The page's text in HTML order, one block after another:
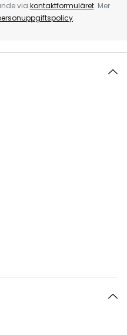
via kontaktformuläret. Mer
.